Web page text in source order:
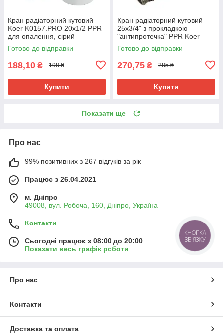
Кран радіаторний кутовий
Koer K0157.PRO 20x1/2 PPR
для опалення, сірий
(KP0201)
Готово до відправки
188,10 ₴ 198 ₴
Купити
Кран радіаторний кутовий
25x3/4" з прокладкою
"антипротечка" PPR Koer
K0162.PRO (KP0208)
Готово до відправки
270,75 ₴ 285 ₴
Купити
Показати ще
Про нас
99% позитивних з 267 відгуків за рік
Працює з 26.04.2021
м. Дніпро
49008, вул. Робоча, 160, Дніпро, Україна
Контакти
Сьогодні працює з 08:00 до 20:00
Показати весь графік роботи
Про нас
Контакти
Доставка та оплата
КНОПКА
ЗВ'ЯЗКУ